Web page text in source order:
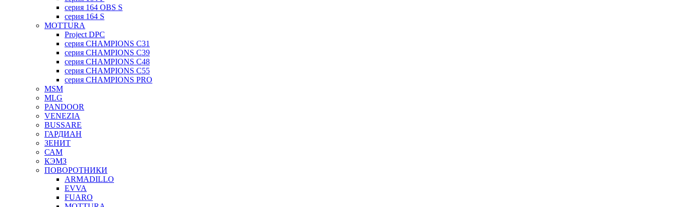
серия 164 OBS S
серия 164 S
MOTTURA
Project DPC
серия CHAMPIONS C31
серия CHAMPIONS C39
серия CHAMPIONS C48
серия CHAMPIONS C55
серия CHAMPIONS PRO
MSM
MLG
PANDOOR
VENEZIA
BUSSARE
ГАРДИАН
ЗЕНИТ
САМ
КЭМЗ
ПОВОРОТНИКИ
ARMADILLO
EVVA
FUARO